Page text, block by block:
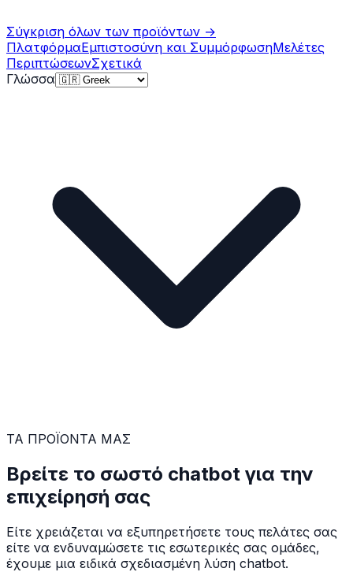
Σύγκριση όλων των προϊόντων →
ΠλατφόρμαΕμπιστοσύνη και ΣυμμόρφωσηΜελέτες
ΠεριπτώσεωνΣχετικά
Γλώσσα
ΤΑ ΠΡΟΪΟΝΤΑ ΜΑΣ
Βρείτε το σωστό chatbot για την
επιχείρησή σας
Είτε χρειάζεται να εξυπηρετήσετε τους πελάτες σας
είτε να ενδυναμώσετε τις εσωτερικές σας ομάδες,
έχουμε μια ειδικά σχεδιασμένη λύση chatbot.